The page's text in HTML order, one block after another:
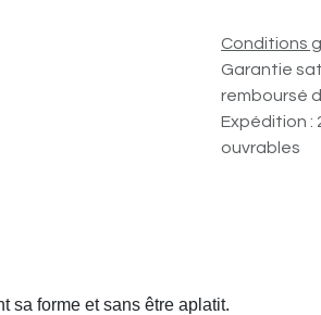
Conditions
Garantie
remboursé
Expédition :
ouvrables
sa forme et sans être aplatit.